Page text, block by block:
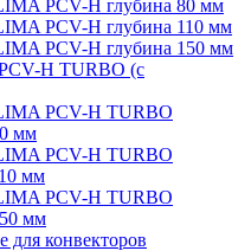
PCV-H глубина 80 мм
PCV-H глубина 110 мм
PCV-H глубина 150 мм
H TURBO (c
PCV-H TURBO
мм
PCV-H TURBO
мм
PCV-H TURBO
мм
конвекторов